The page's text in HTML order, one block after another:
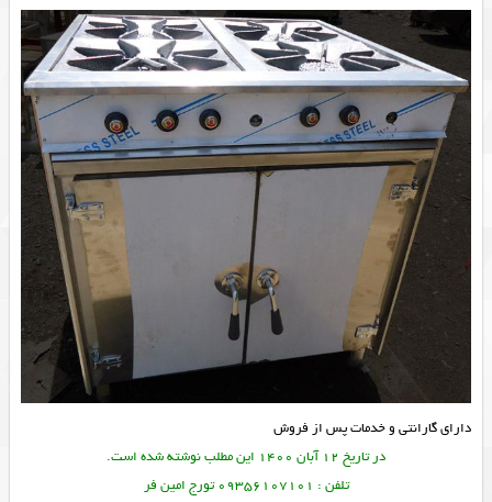
دارای گارانتی و خدمات پس از فروش
در تاریخ 12 آبان 1400 این مطلب نوشته شده است.
تلفن : 09356107101 تورج امین فر